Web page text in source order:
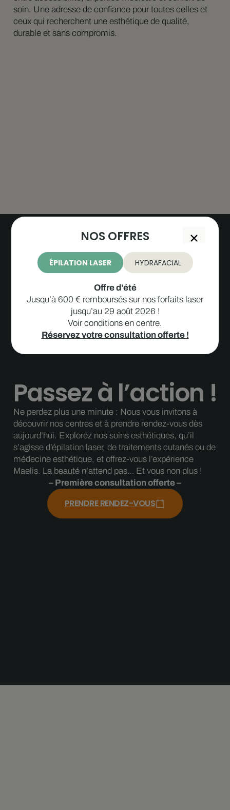
soin. Une adresse de confiance pour toutes celles et
ceux qui recherchent une esthétique de qualité,
durable et sans compromis.
Passez à l’action !
Ne perdez plus une minute : Nous vous invitons à
découvrir nos centres et à prendre rendez-vous dès
aujourd’hui. Explorez nos soins esthétiques, qu’il
s’agisse d’épilation laser, de traitements cutanés ou de
médecine esthétique, et offrez-vous l’expérience
Maelis. La beauté n’attend pas… Et vous non plus !
– Première consultation offerte –
PRENDRE RENDEZ-VOUS
NOS OFFRES
ÉPILATION LASER HYDRAFACIAL
Offre d’été
Jusqu’à 600 € remboursés sur nos forfaits laser
jusqu’au 29 août 2026 !
Voir conditions en centre.
Réservez votre consultation offerte !